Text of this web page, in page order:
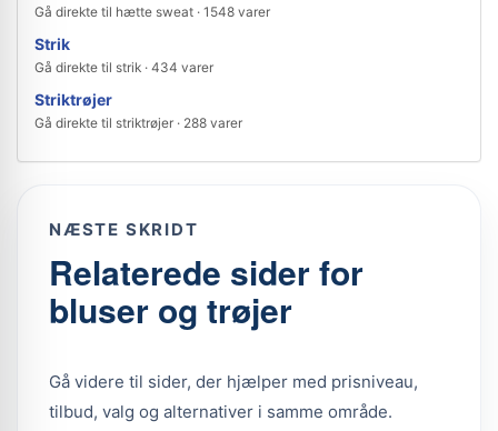
Gå direkte til hætte sweat · 1548 varer
Strik
Gå direkte til strik · 434 varer
Striktrøjer
Gå direkte til striktrøjer · 288 varer
NÆSTE SKRIDT
Relaterede sider for
bluser og trøjer
Gå videre til sider, der hjælper med prisniveau,
tilbud, valg og alternativer i samme område.